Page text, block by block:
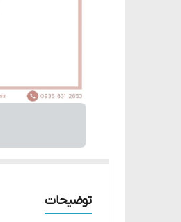
توضیحات